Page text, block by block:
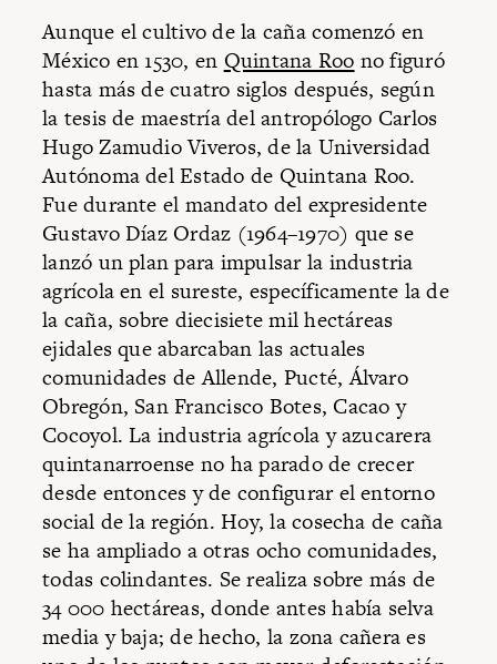
Aunque el cultivo de la caña comenzó en
México en 1530, en Quintana Roo no figuró
hasta más de cuatro siglos después, según
la tesis de maestría del antropólogo Carlos
Hugo Zamudio Viveros, de la Universidad
Autónoma del Estado de Quintana Roo.
Fue durante el mandato del expresidente
Gustavo Díaz Ordaz (1964–1970) que se
lanzó un plan para impulsar la industria
agrícola en el sureste, específicamente la de
la caña, sobre diecisiete mil hectáreas
ejidales que abarcaban las actuales
comunidades de Allende, Pucté, Álvaro
Obregón, San Francisco Botes, Cacao y
Cocoyol. La industria agrícola y azucarera
quintanarroense no ha parado de crecer
desde entonces y de configurar el entorno
social de la región. Hoy, la cosecha de caña
se ha ampliado a otras ocho comunidades,
todas colindantes. Se realiza sobre más de
34 000 hectáreas, donde antes había selva
media y baja; de hecho, la zona cañera es